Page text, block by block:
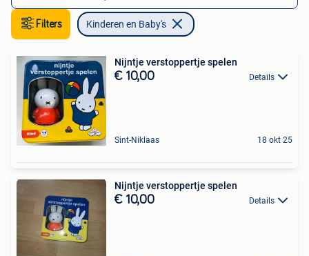
Filters Kinderen en Baby's
Nijntje verstoppertje spelen
€ 10,00 Details
Sint-Niklaas 18 okt 25
Nijntje verstoppertje spelen
€ 10,00 Details